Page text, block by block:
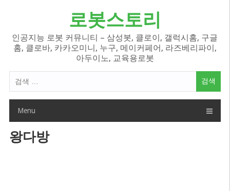
로봇스토리
인공지능 로봇 커뮤니티 – 삼성봇, 클로이, 갤럭시홈, 구글
홈, 클로바, 카카오미니, 누구, 메이커페어, 라즈베리파이,
아두이노, 교육용로봇
색
Menu
왕다방